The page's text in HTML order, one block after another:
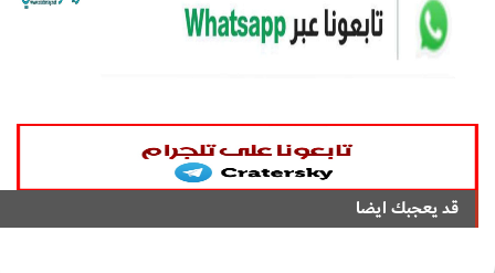
قد يعجبك ايضا